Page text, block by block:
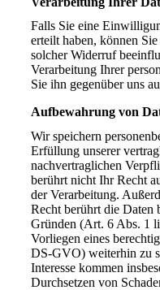
Falls Sie eine
erteilt haben, können
solcher Widerruf
Verarbeitung Ihrer
Sie ihn gegenüber uns
Aufbewahrung von
Wir speichern
Erfüllung unserer
nachvertraglichen
berührt nicht Ihr Recht
der Verarbeitung.
Recht berührt die Daten
Gründen (Art. 6 Abs. 1
Vorliegen eines
DS-GVO) weiterhin zu
Interesse kommen
Durchsetzen von